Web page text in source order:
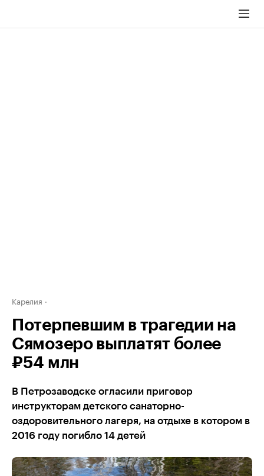
Карелия
Потерпевшим в трагедии на
Сямозеро выплатят более
₽54 млн
В Петрозаводске огласили приговор
инструкторам детского санаторно-
оздоровительного лагеря, на отдыхе в котором в
2016 году погибло 14 детей